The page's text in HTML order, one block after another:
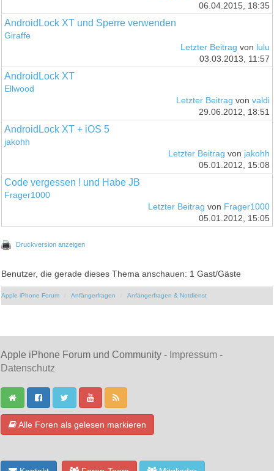
06.04.2015, 18:35
AndroidLock XT und Sperre verwenden
Giraffe
Letzter Beitrag von lulu
03.03.2013, 11:57
AndroidLock XT
Ellwood
Letzter Beitrag von valdi
29.06.2012, 18:51
AndroidLock XT + iOS 5
jakohh
Letzter Beitrag von jakohh
05.01.2012, 15:08
Code vergessen ! und Habe JB
Frager1000
Letzter Beitrag von Frager1000
05.01.2012, 15:05
Druckversion anzeigen
Benutzer, die gerade dieses Thema anschauen: 1 Gast/Gäste
Apple iPhone Forum Anfängerfragen Anfängerfragen & Notdienst
Apple iPhone Forum und Community - Impressum -
Datenschutz
Alle Foren als gelesen markieren